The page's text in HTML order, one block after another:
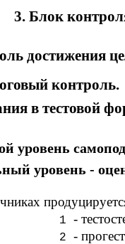
3. Блок
достижения
контроль.
в тестовой
уровень
уровень -
-
-